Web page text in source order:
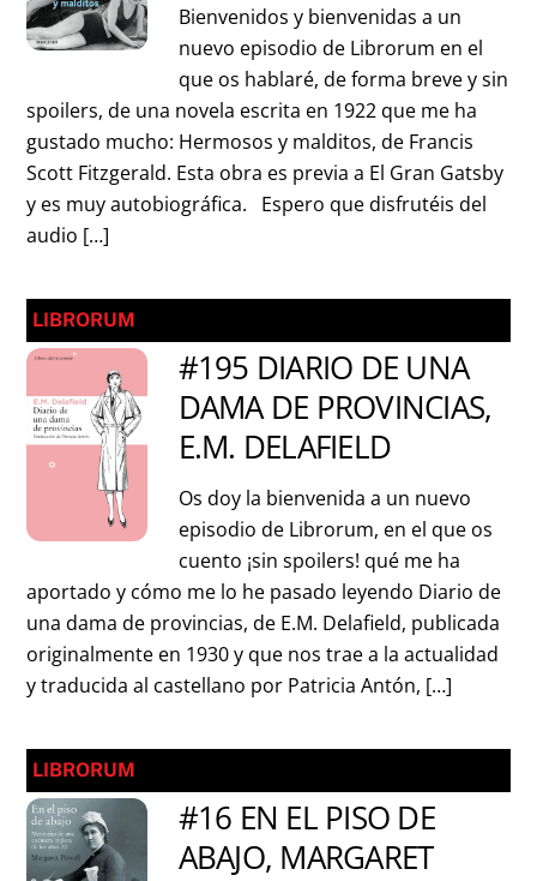
Bienvenidos y bienvenidas a un
nuevo episodio de Librorum en el
que os hablaré, de forma breve y sin
spoilers, de una novela escrita en 1922 que me ha
gustado mucho: Hermosos y malditos, de Francis
Scott Fitzgerald. Esta obra es previa a El Gran Gatsby
y es muy autobiográfica. Espero que disfrutéis del
audio […]
LIBRORUM
#195 DIARIO DE UNA
DAMA DE PROVINCIAS,
E.M. DELAFIELD
Os doy la bienvenida a un nuevo
episodio de Librorum, en el que os
cuento ¡sin spoilers! qué me ha
aportado y cómo me lo he pasado leyendo Diario de
una dama de provincias, de E.M. Delafield, publicada
originalmente en 1930 y que nos trae a la actualidad
y traducida al castellano por Patricia Antón, […]
LIBRORUM
#16 EN EL PISO DE
ABAJO, MARGARET